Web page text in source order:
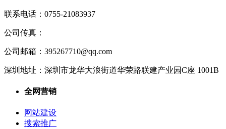
联系电话： 0755-21083937
公司传真：
公司邮箱： 395267710@qq.com
深圳地址： 深圳市龙华大浪街道华荣路联建产业园C座 1001B
全网营销
网站建设
搜索推广